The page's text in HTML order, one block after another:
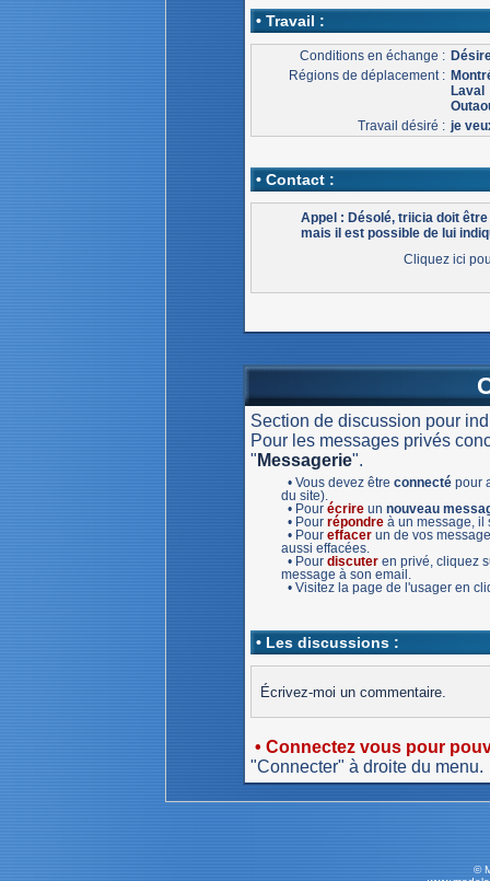
• Travail :
Conditions en échange :
Régions de déplacement :
Laval
Travail désiré : je
• Contact :
Appel : Désolé, triicia doit
mais il est possible de lui
Cliquez ici
Section de discussion pour
Pour les messages privés
" Messagerie".
• Vous devez être connectépour
du site).
• Pour écrireun nouveau
• Pour répondreà un message, il
• Pour effacerun de vos
aussi effacées.
• Pour discuteren privé, cliquez
message à son email.
• Visitez la page de l'usager en
• Les discussions :
Écrivez-moi un commentaire.
• Connectez vous pour
"Connecter" à droite du menu.
©